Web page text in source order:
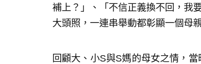
補上？」、「不信正義換不回，我
大頭照，一連串舉動都彰顯一個母
回顧大、小S與S媽的母女之情，